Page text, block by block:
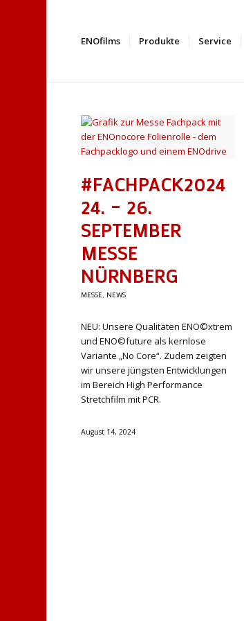
ENOfilms Produkte Service
#FACHPACK2024
24. – 26.
SEPTEMBER
MESSE
NÜRNBERG
MESSE, NEWS
NEU: Unsere Qualitäten ENO©xtrem
und ENO©future als kernlose
Variante „No Core“. Zudem zeigten
wir unsere jüngsten Entwicklungen
im Bereich High Performance
Stretchfilm mit PCR.
August 14, 2024